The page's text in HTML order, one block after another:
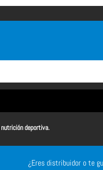
deportiva.
¿Eres distribuidor o te